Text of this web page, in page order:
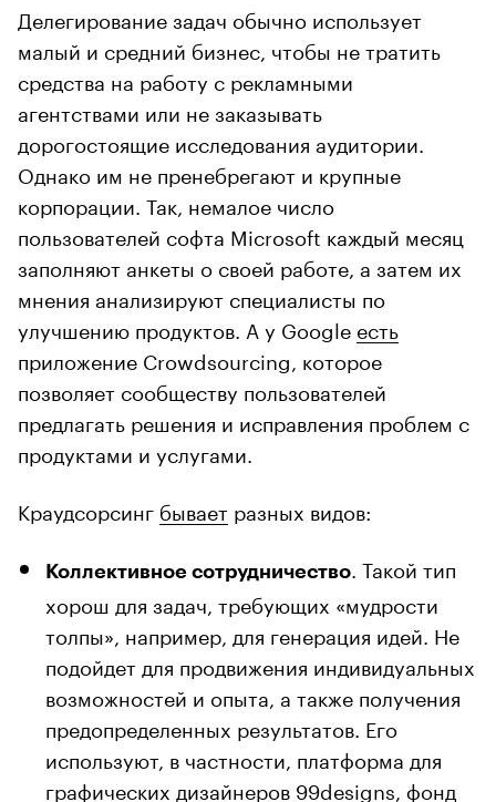
Делегирование задач обычно использует
малый и средний бизнес, чтобы не тратить
средства на работу с рекламными
агентствами или не заказывать
дорогостоящие исследования аудитории.
Однако им не пренебрегают и крупные
корпорации. Так, немалое число
пользователей софта Microsoft каждый месяц
заполняют анкеты о своей работе, а затем их
мнения анализируют специалисты по
улучшению продуктов. А у Google есть
приложение Crowdsourcing, которое
позволяет сообществу пользователей
предлагать решения и исправления проблем с
продуктами и услугами.
Краудсорсинг бывает разных видов:
Коллективное сотрудничество . Такой тип
хорош для задач, требующих «мудрости
толпы», например, для генерация идей. Не
подойдет для продвижения индивидуальных
возможностей и опыта, а также получения
предопределенных результатов. Его
используют, в частности, платформа для
графических дизайнеров 99designs, фонд